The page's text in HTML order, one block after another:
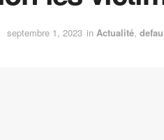
septembre 1, 2023 in Actualité, defau